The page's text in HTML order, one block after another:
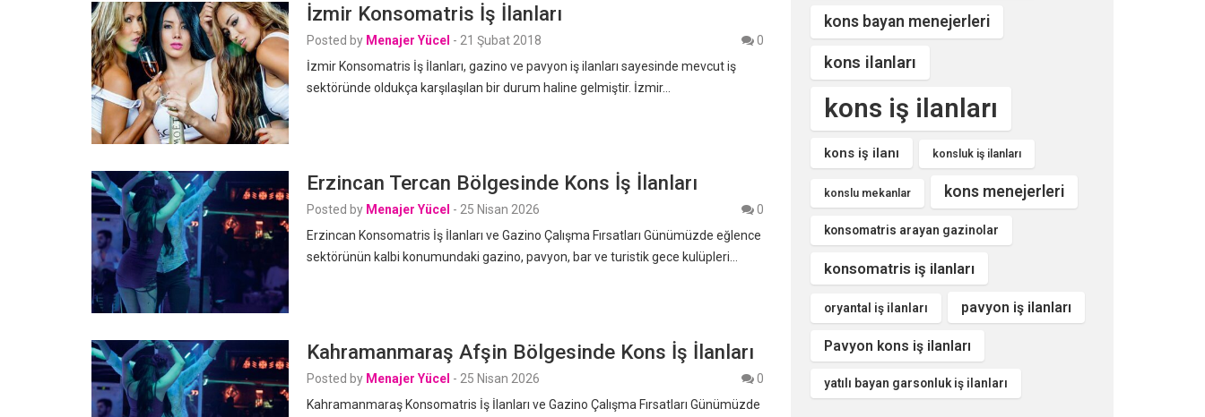
İzmir Konsomatris İş İlanları
Posted by Menajer Yücel - 21 Şubat 2018
0
İzmir Konsomatris İş İlanları, gazino ve pavyon iş ilanları sayesinde mevcut iş
sektöründe oldukça karşılaşılan bir durum haline gelmiştir. İzmir…
Erzincan Tercan Bölgesinde Kons İş İlanları
Posted by Menajer Yücel - 25 Nisan 2026
0
Erzincan Konsomatris İş İlanları ve Gazino Çalışma Fırsatları Günümüzde eğlence
sektörünün kalbi konumundaki gazino, pavyon, bar ve turistik gece kulüpleri…
Kahramanmaraş Afşin Bölgesinde Kons İş İlanları
Posted by Menajer Yücel - 25 Nisan 2026
0
Kahramanmaraş Konsomatris İş İlanları ve Gazino Çalışma Fırsatları Günümüzde
kons bayan menejerleri
kons ilanları
kons iş ilanları
kons iş ilanı konsluk iş ilanları
konslu mekanlar kons menejerleri
konsomatris arayan gazinolar
konsomatris iş ilanları
oryantal iş ilanları pavyon iş ilanları
Pavyon kons iş ilanları
yatılı bayan garsonluk iş ilanları